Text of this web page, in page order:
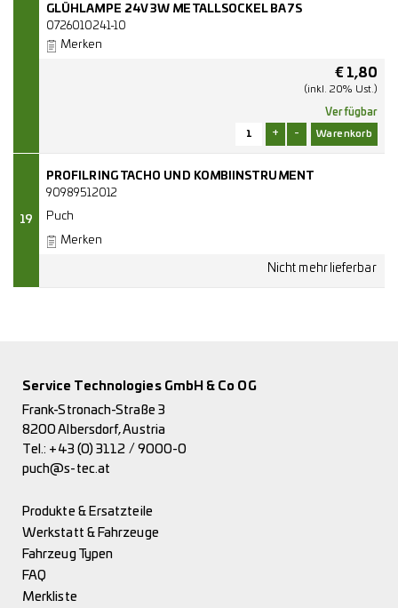
GLÜHLAMPE 24V 3W METALLSOCKEL BA7S
0726010241-10
Merken
€1,80
(inkl. 20% Ust.)
Verfügbar
+ -
19
PROFILRING TACHO UND KOMBIINSTRUMENT
90989512012
Puch
Merken
Service Technologies GmbH & Co OG
Frank-Stronach-Straße 3
8200 Albersdorf, Austria
Tel.: +43 (0) 3112 / 9000-0
puch@s-tec.at
Produkte & Ersatzteile
Werkstatt & Fahrzeuge
Fahrzeug Typen
FAQ
Merkliste